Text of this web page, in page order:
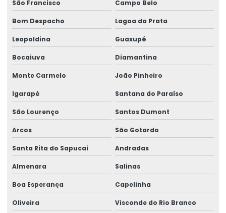
Peças para pontes rolantes de qualquer marca
Peças de reposição para pontes rolantes
Peças de reposição para talhas
Peças sobressalentes multimarcas
Peças sobressalentes para pontes rolantes
Peças para talha elétrica
Ponte rolante fabricante
Projetos especiais em pontes rolantes
São Francisco Campo Belo
Bom Despacho Lagoa da Prata
Leopoldina Guaxupé
Bocaiuva Diamantina
Monte Carmelo João Pinheiro
Igarapé Santana do Paraíso
São Lourenço Santos Dumont
Arcos São Gotardo
Santa Rita do Sapucaí Andradas
Almenara Salinas
Boa Esperança Capelinha
Oliveira Visconde do Rio Branco